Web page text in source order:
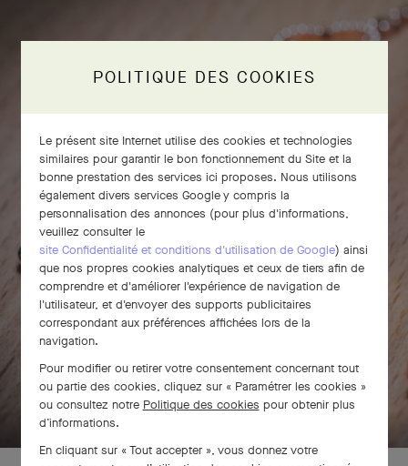
BALAYEZ POUR DÉCOUVRIR
POLITIQUE DES COOKIES
Le présent site Internet utilise des cookies et technologies
similaires pour garantir le bon fonctionnement du Site et la
bonne prestation des services ici proposes. Nous utilisons
également divers services Google y compris la
personnalisation des annonces (pour plus d'informations,
veuillez consulter le
site Confidentialité et conditions d'utilisation de Google) ainsi
que nos propres cookies analytiques et ceux de tiers afin de
comprendre et d'améliorer l'expérience de navigation de
l'utilisateur, et d'envoyer des supports publicitaires
correspondant aux préférences affichées lors de la
navigation.
Pour modifier ou retirer votre consentement concernant tout
ou partie des cookies, cliquez sur « Paramétrer les cookies »
ou consultez notre Politique des cookies pour obtenir plus
d’informations.
En cliquant sur « Tout accepter », vous donnez votre